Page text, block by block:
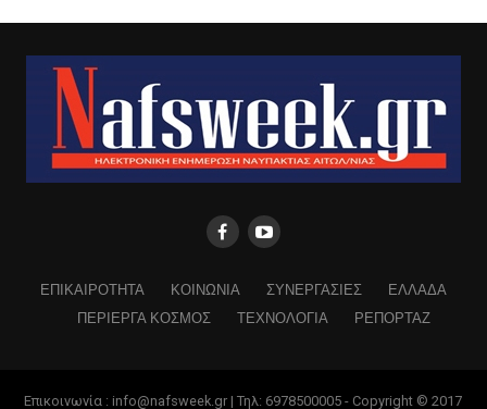
ΕΠΙΚΑΙΡΟΤΗΤΑ ΚΟΙΝΩΝΙΑ ΣΥΝΕΡΓΑΣΙΕΣ
ΕΛΛΑΔΑ
ΠΕΡΙΕΡΓΑ ΚΟΣΜΟΣ
ΤΕΧΝΟΛΟΓΙΑ ΡΕΠΟΡΤΑΖ
Επικοινωνία : info@nafsweek.gr | Τηλ: 6978500005 - Copyright © 2017